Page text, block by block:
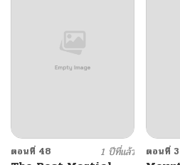
ตอนที่ 48 1 ปีที่แล้ว ตอนที่